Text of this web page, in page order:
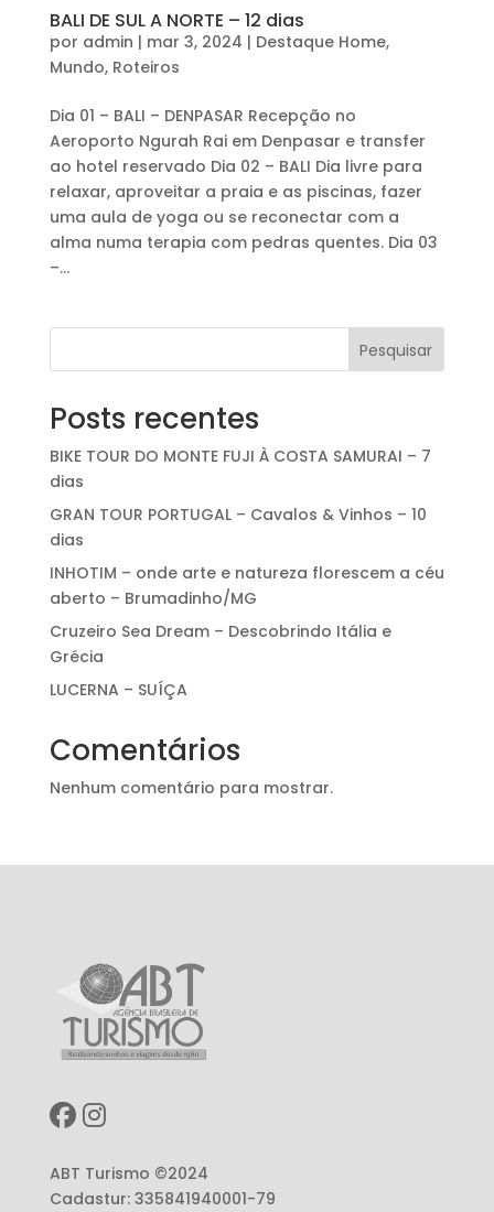
BALI DE SUL A NORTE – 12 dias
por admin | mar 3, 2024 | Destaque Home,
Mundo, Roteiros
Dia 01 – BALI – DENPASAR Recepção no
Aeroporto Ngurah Rai em Denpasar e transfer
ao hotel reservado Dia 02 – BALI Dia livre para
relaxar, aproveitar a praia e as piscinas, fazer
uma aula de yoga ou se reconectar com a
alma numa terapia com pedras quentes. Dia 03
–...
Pesquisar
Posts recentes
BIKE TOUR DO MONTE FUJI À COSTA SAMURAI – 7
dias
GRAN TOUR PORTUGAL – Cavalos & Vinhos – 10
dias
INHOTIM – onde arte e natureza florescem a céu
aberto – Brumadinho/MG
Cruzeiro Sea Dream – Descobrindo Itália e
Grécia
LUCERNA – SUÍÇA
Comentários
Nenhum comentário para mostrar.
ABT Turismo ©2024
Cadastur: 335841940001-79